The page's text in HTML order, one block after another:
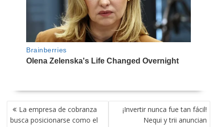
NAVEGACIÓN
DE La empresa de cobranza
busca posicionarse como el
¡Invertir nunca fue tan fácil!
Nequi y trii anuncian